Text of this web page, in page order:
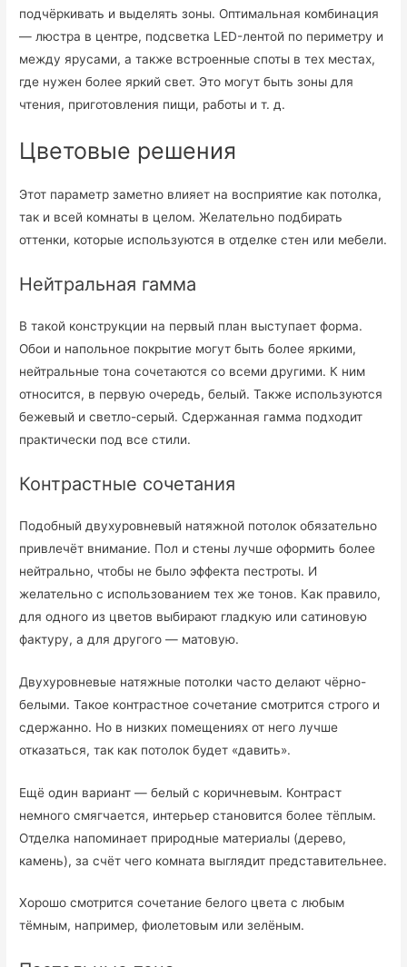
подчёркивать и выделять зоны. Оптимальная комбинация
— люстра в центре, подсветка LED-лентой по периметру и
между ярусами, а также встроенные споты в тех местах,
где нужен более яркий свет. Это могут быть зоны для
чтения, приготовления пищи, работы и т. д.
Цветовые решения
Этот параметр заметно влияет на восприятие как потолка,
так и всей комнаты в целом. Желательно подбирать
оттенки, которые используются в отделке стен или мебели.
Нейтральная гамма
В такой конструкции на первый план выступает форма.
Обои и напольное покрытие могут быть более яркими,
нейтральные тона сочетаются со всеми другими. К ним
относится, в первую очередь, белый. Также используются
бежевый и светло-серый. Сдержанная гамма подходит
практически под все стили.
Контрастные сочетания
Подобный двухуровневый натяжной потолок обязательно
привлечёт внимание. Пол и стены лучше оформить более
нейтрально, чтобы не было эффекта пестроты. И
желательно с использованием тех же тонов. Как правило,
для одного из цветов выбирают гладкую или сатиновую
фактуру, а для другого — матовую.
Двухуровневые натяжные потолки часто делают чёрно-
белыми. Такое контрастное сочетание смотрится строго и
сдержанно. Но в низких помещениях от него лучше
отказаться, так как потолок будет «давить».
Ещё один вариант — белый с коричневым. Контраст
немного смягчается, интерьер становится более тёплым.
Отделка напоминает природные материалы (дерево,
камень), за счёт чего комната выглядит представительнее.
Хорошо смотрится сочетание белого цвета с любым
тёмным, например, фиолетовым или зелёным.